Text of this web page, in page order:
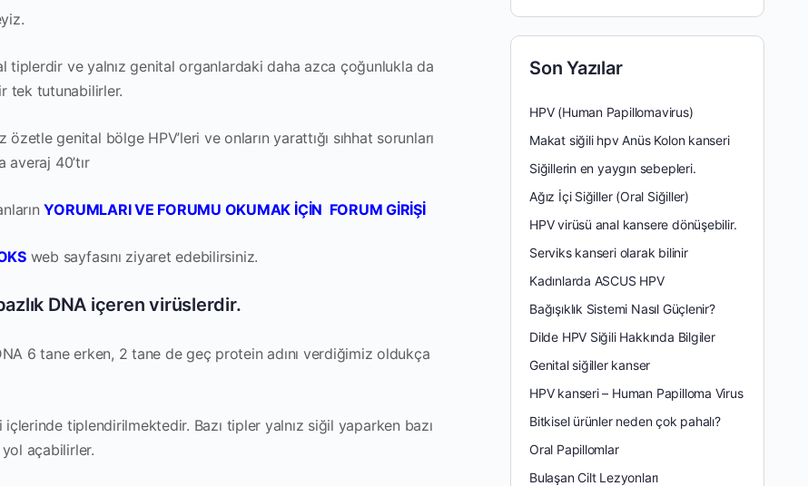
tiplerdir ve yalnız genital organlardaki daha azca çoğunlukla da
tek tutunabilirler.
genital bölge HPV’leri ve onların yarattığı sıhhat sorunları
averaj 40’tır
YORUMLARI VE FORUMU OKUMAK İÇİN FORUM GİRİŞİ
web sayfasını ziyaret edebilirsiniz.
DNA içeren virüslerdir.
6 tane erken, 2 tane de geç protein adını verdiğimiz oldukça
içlerinde tiplendirilmektedir. Bazı tipler yalnız siğil yaparken bazı
açabilirler.
Son Yazılar
HPV (Human Papillomavirus)
Makat siğili hpv Anüs Kolon kanseri
Siğillerin en yaygın sebepleri.
Ağız İçi Siğiller (Oral Siğiller)
HPV virüsü anal kansere dönüşebilir.
Serviks kanseri olarak bilinir
Kadınlarda ASCUS HPV
Bağışıklık Sistemi Nasıl Güçlenir?
Dilde HPV Siğili Hakkında Bilgiler
Genital siğiller kanser
HPV kanseri – Human Papilloma Virus
Bitkisel ürünler neden çok pahalı?
Oral Papillomlar
Bulaşan Cilt Lezyonları